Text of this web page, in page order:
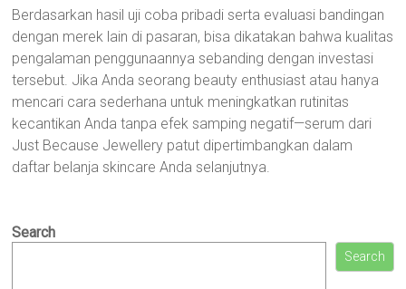
Berdasarkan hasil uji coba pribadi serta evaluasi bandingan
dengan merek lain di pasaran, bisa dikatakan bahwa kualitas
pengalaman penggunaannya sebanding dengan investasi
tersebut. Jika Anda seorang beauty enthusiast atau hanya
mencari cara sederhana untuk meningkatkan rutinitas
kecantikan Anda tanpa efek samping negatif—serum dari
Just Because Jewellery patut dipertimbangkan dalam
daftar belanja skincare Anda selanjutnya.
Search
Search